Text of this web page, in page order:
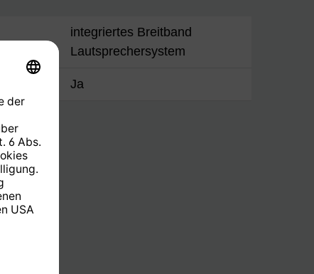
integriertes Breitband
Lautsprechersystem
Ja